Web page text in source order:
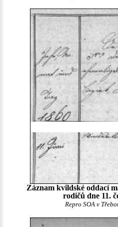
Záznam kvildské oddací
rodičů dne 11.
Repro SOA v